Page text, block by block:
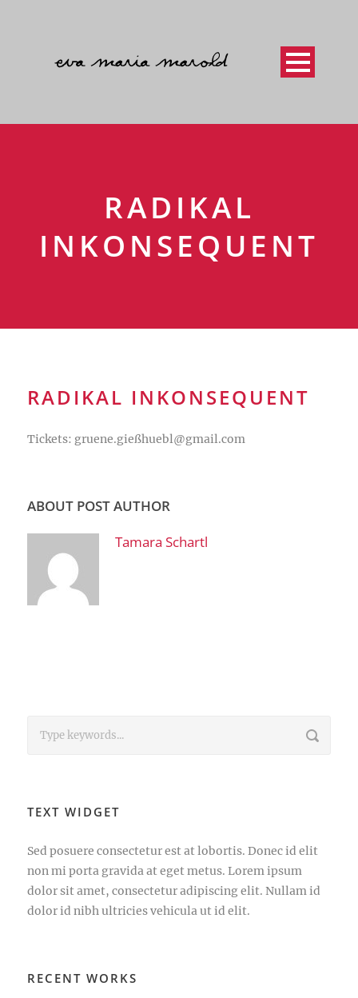
RADIKAL
INKONSEQUENT
RADIKAL INKONSEQUENT
Tickets: gruene.gießhuebl@gmail.com
ABOUT POST AUTHOR
Tamara Schartl
TEXT WIDGET
Sed posuere consectetur est at lobortis. Donec id elit
non mi porta gravida at eget metus. Lorem ipsum
dolor sit amet, consectetur adipiscing elit. Nullam id
dolor id nibh ultricies vehicula ut id elit.
RECENT WORKS